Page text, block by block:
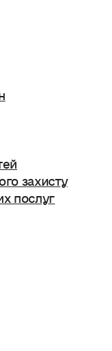
захисту
послуг